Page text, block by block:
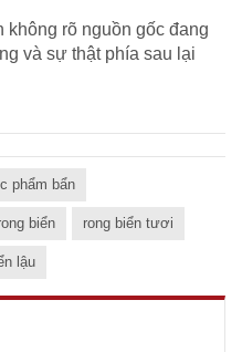
không rõ nguồn gốc đang
và sự thật phía sau lại
phẩm bẩn
biển rong biển tươi
lậu